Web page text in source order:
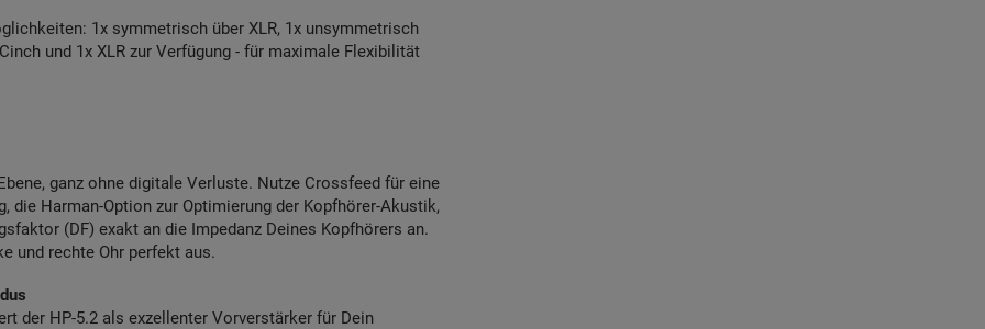
1x symmetrisch über XLR, 1x unsymmetrisch
und 1x XLR zur Verfügung - für maximale Flexibilität
ganz ohne digitale Verluste. Nutze Crossfeed für eine
die Harman-Option zur Optimierung der Kopfhörer-Akustik,
(DF) exakt an die Impedanz Deines Kopfhörers an.
und rechte Ohr perfekt aus.
der HP-5.2 als exzellenter Vorverstärker für Dein